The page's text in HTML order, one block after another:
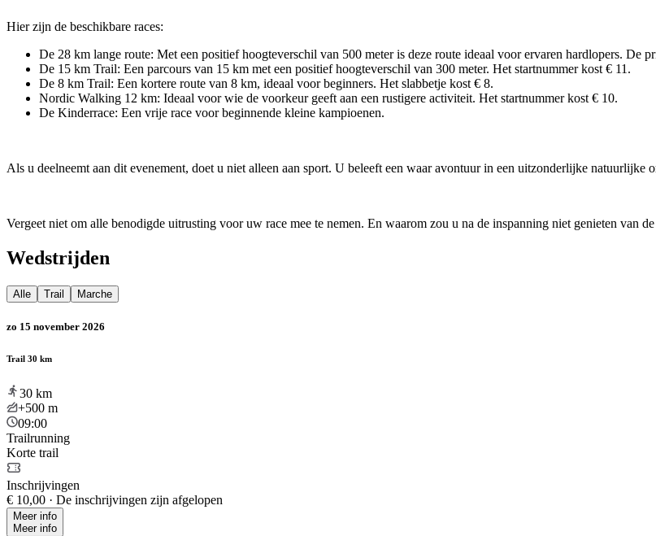
Hier zijn de beschikbare races:
De 28 km lange route: Met een positief hoogteverschil van 500 meter is deze route ideaal voor ervaren hardlopers. De
De 15 km Trail: Een parcours van 15 km met een positief hoogteverschil van 300 meter. Het startnummer kost € 11.
De 8 km Trail: Een kortere route van 8 km, ideaal voor beginners. Het slabbetje kost € 8.
Nordic Walking 12 km: Ideaal voor wie de voorkeur geeft aan een rustigere activiteit. Het startnummer kost € 10.
De Kinderrace: Een vrije race voor beginnende kleine kampioenen.
Als u deelneemt aan dit evenement, doet u niet alleen aan sport. U beleeft een waar avontuur in een uitzonderlijke natuurlijke
Vergeet niet om alle benodigde uitrusting voor uw race mee te nemen. En waarom zou u na de inspanning niet genieten van
Wedstrijden
Alle Trail Marche
zo 15 november 2026
Trail 30 km
30 km
+500 m
09:00
Trailrunning
Korte trail
Inschrijvingen
€ 10,00 · De inschrijvingen zijn afgelopen
Meer info
Meer info